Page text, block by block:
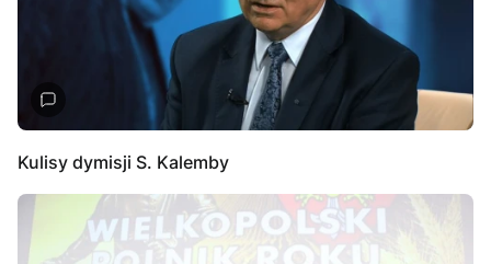
Kulisy dymisji S. Kalemby